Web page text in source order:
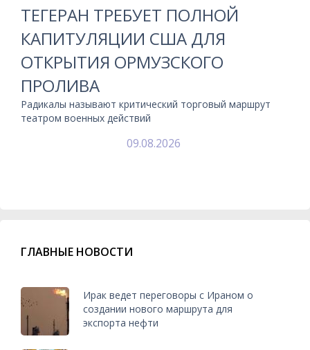
ТЕГЕРАН ТРЕБУЕТ ПОЛНОЙ
КАПИТУЛЯЦИИ США ДЛЯ
ОТКРЫТИЯ ОРМУЗСКОГО
ПРОЛИВА
Радикалы называют критический торговый маршрут
театром военных действий
09.08.2026
ГЛАВНЫЕ НОВОСТИ
Ирак ведет переговоры с Ираном о
создании нового маршрута для
экспорта нефти